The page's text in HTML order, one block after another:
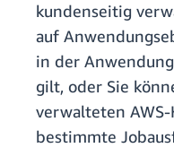
kundenseitig
auf
in der
gilt, oder Sie
verwalteten AWS-
bestimmte